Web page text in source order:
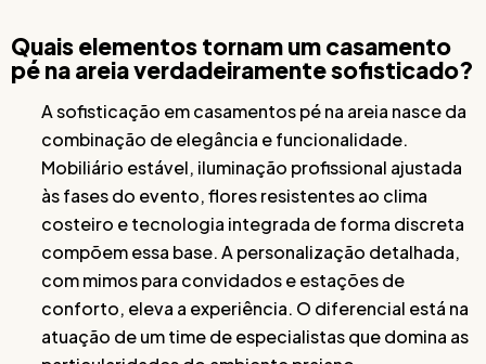
Quais elementos tornam um casamento
pé na areia verdadeiramente sofisticado?
A sofisticação em casamentos pé na areia nasce da
combinação de elegância e funcionalidade.
Mobiliário estável, iluminação profissional ajustada
às fases do evento, flores resistentes ao clima
costeiro e tecnologia integrada de forma discreta
compõem essa base. A personalização detalhada,
com mimos para convidados e estações de
conforto, eleva a experiência. O diferencial está na
atuação de um time de especialistas que domina as